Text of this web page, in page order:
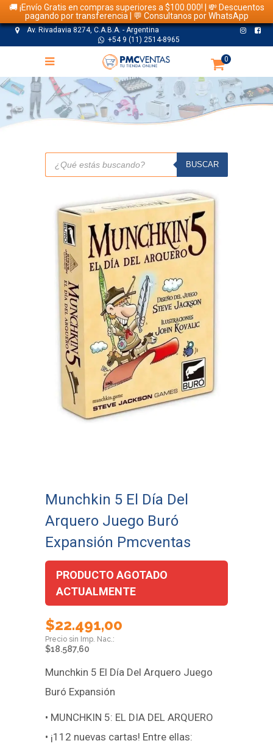
🚚 ¡Envío Gratis en compras superiores a $100.000! | 💸 Descuentos
pagando por transferencia | 💬 Consultanos por WhatsApp
Av. Rivadavia 8274, C.A.B.A. - Argentina
+54 9 (11) 2514-8965
0
TIENDA
Búsqueda
productos
BUSCAR
Munchkin 5 El Día Del
Arquero Juego Buró
Expansión Pmcventas
PRODUCTO AGOTADO
ACTUALMENTE
$22.491,00
$18.587,60
Munchkin 5 El Día Del Arquero Juego
Buró Expansión
• MUNCHKIN 5: EL DIA DEL ARQUERO
• ¡112 nuevas cartas! Entre ellas: